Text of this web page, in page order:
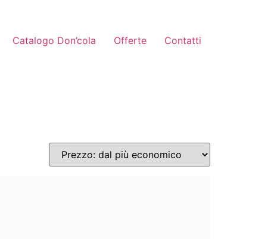
Catalogo Don’cola Offerte Contatti